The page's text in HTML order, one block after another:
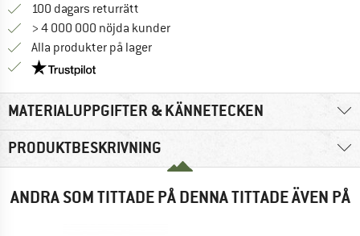
100 dagars returrätt
> 4 000 000 nöjda kunder
Alla produkter på lager
Trust Pilot-garanti - hitta all information här!
MATERIALUPPGIFTER & KÄNNETECKEN
PRODUKTBESKRIVNING
ANDRA SOM TITTADE PÅ DENNA TITTADE ÄVEN PÅ